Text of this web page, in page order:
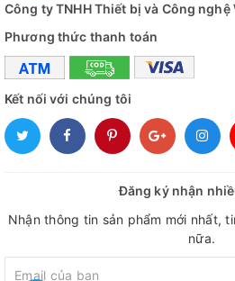
Công ty TNHH Thiết bị và Công nghệ
Phương thức thanh toán
Kết nối với chúng tôi
Đăng ký nhận
Nhận thông tin sản phẩm mới nhất,
nữa.